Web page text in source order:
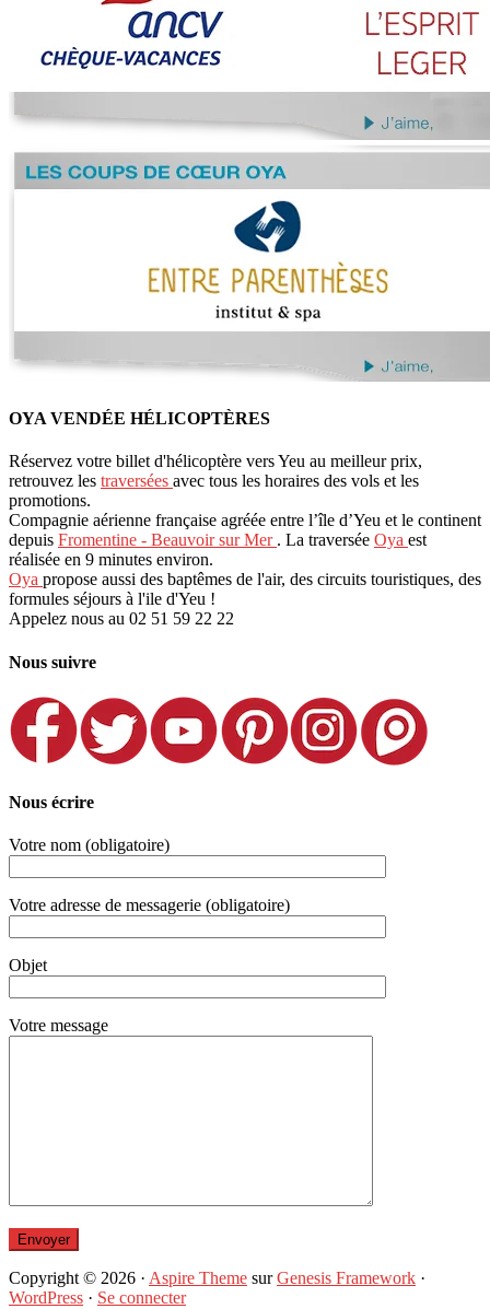
OYA VENDÉE HÉLICOPTÈRES
Réservez votre billet d'hélicoptère vers Yeu au meilleur prix,
retrouvez les traversées avec tous les horaires des vols et les
promotions.
Compagnie aérienne française agréée entre l’île d’Yeu et le continent
depuis Fromentine - Beauvoir sur Mer . La traversée Oya est
réalisée en 9 minutes environ.
Oya propose aussi des baptêmes de l'air, des circuits touristiques, des
formules séjours à l'ile d'Yeu !
Appelez nous au 02 51 59 22 22
Nous suivre
Nous écrire
Votre nom (obligatoire)
Votre adresse de messagerie (obligatoire)
Objet
Votre message
Copyright © 2026 · Aspire Theme surGenesis Framework ·
WordPress · Se connecter